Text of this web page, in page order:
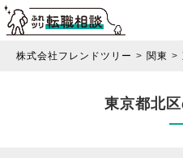
株式会社フレンドツリー 関東
東京都北